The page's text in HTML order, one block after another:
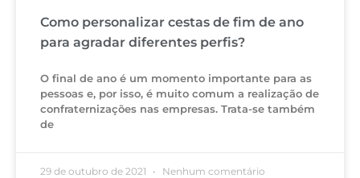
Como personalizar cestas de fim de ano
para agradar diferentes perfis?
O final de ano é um momento importante para as
pessoas e, por isso, é muito comum a realização de
confraternizações nas empresas. Trata-se também
de
29 de outubro de 2021 Nenhum comentário